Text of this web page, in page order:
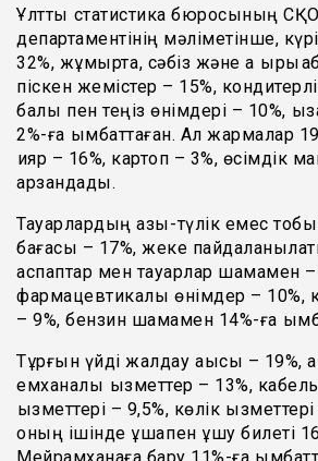
Ұлттық статистика бюросының
департаментінің мәліметінше,
32%, жұмыртқа, сәбіз және ақ
піскен жемістер – 15%,
балық пен теңіз өнімдері – 10%,
2%-ға қымбаттаған. Ал жармалар
қияр – 16%, картоп – 3%, өсімдік
арзандады.
Тауарлардың азық-түлік емес
бағасы – 17%, жеке
аспаптар мен тауарлар шамамен –
фармацевтикалық өнімдер – 10%,
– 9%, бензин шамамен 14%-ға
Тұрғын үйді жалдау ақысы – 19%,
емханалық қызметтер – 13%,
қызметтері – 9,5%, көлік
оның ішінде ұшақпен ұшу билеті